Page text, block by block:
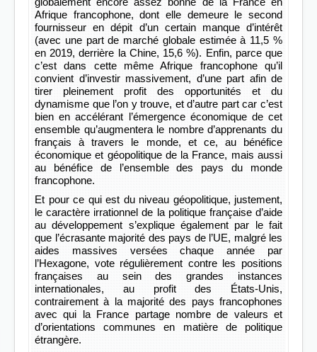
Afrique francophone, dont elle demeure le second
fournisseur en dépit d’un certain manque d’intérêt
(avec une part de marché globale estimée à 11,5 %
en 2019, derrière la Chine, 15,6 %). Enfin, parce que
c’est dans cette même Afrique francophone qu’il
convient d’investir massivement, d’une part afin de
tirer pleinement profit des opportunités et du
dynamisme que l’on y trouve, et d’autre part car c’est
bien en accélérant l’émergence économique de cet
ensemble qu’augmentera le nombre d’apprenants du
français à travers le monde, et ce, au bénéfice
économique et géopolitique de la France, mais aussi
au bénéfice de l’ensemble des pays du monde
francophone.
Et pour ce qui est du niveau géopolitique, justement,
le caractère irrationnel de la politique française d’aide
au développement s’explique également par le fait
que l’écrasante majorité des pays de l’UE, malgré les
aides massives versées chaque année par
l’Hexagone, vote régulièrement contre les positions
françaises au sein des grandes instances
internationales, au profit des États-Unis,
contrairement à la majorité des pays francophones
avec qui la France partage nombre de valeurs et
d’orientations communes en matière de politique
étrangère.